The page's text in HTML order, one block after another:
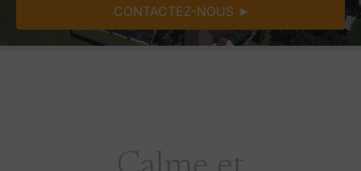
CONTACTEZ-NOUS ➤